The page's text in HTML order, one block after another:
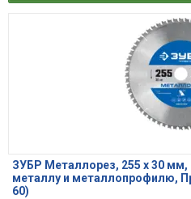
ЗУБР Металлорез, 255 х 30 мм,
металлу и металлопрофилю,
60)